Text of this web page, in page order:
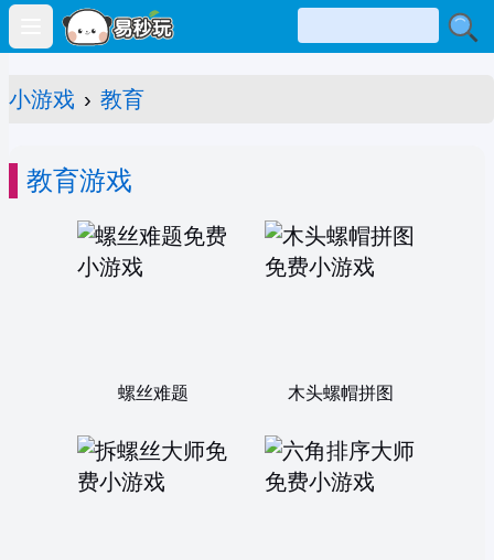
Open main menu
小游戏 › 教育
教育游戏
螺丝难题 木头螺帽拼图